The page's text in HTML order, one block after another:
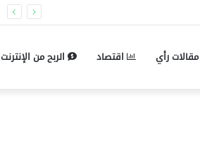
مقالات رأي اقتصاد الربح من الإنترنت